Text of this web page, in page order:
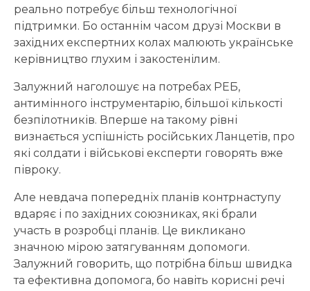
реально потребує більш технологічної
підтримки. Бо останнім часом друзі Москви в
західних експертних колах малюють українське
керівництво глухим і закостенілим.
Залужний наголошує на потребах РЕБ,
антимінного інструментарію, більшої кількості
безпілотників. Вперше на такому рівні
визнається успішність російських Ланцетів, про
які солдати і військові експерти говорять вже
півроку.
Але невдача попередніх планів контрнаступу
вдаряє і по західних союзниках, які брали
участь в розробці планів. Це викликано
значною мірою затягуванням допомоги.
Залужний говорить, що потрібна більш швидка
та ефективна допомога, бо навіть корисні речі